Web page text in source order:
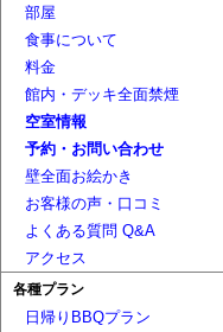
部屋
食事について
料金
館内・デッキ全面禁煙
空室情報
予約・お問い合わせ
壁全面お絵かき
お客様の声・口コミ
よくある質問 Q&A
アクセス
各種プラン
日帰りBBQプラン